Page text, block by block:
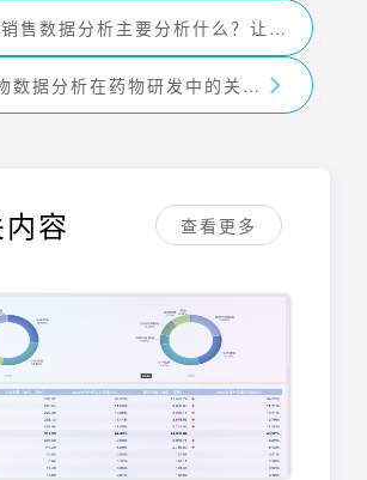
销售数据分析主要分析什么？让你洞悉市场提升业绩
药物数据分析在药物研发中的关键作用
容 查看更多